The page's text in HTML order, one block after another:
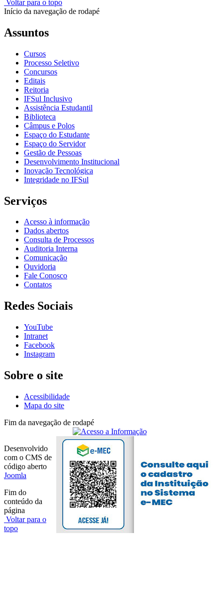
Voltar para o topo
Início da navegação de rodapé
Assuntos
Cursos
Processo Seletivo
Concursos
Editais
Reitoria
IFSul Inclusivo
Assistência Estudantil
Biblioteca
Câmpus e Polos
Espaço do Estudante
Espaço do Servidor
Gestão de Pessoas
Desenvolvimento Institucional
Inovação Tecnológica
Integridade no IFSul
Serviços
Acesso à informação
Dados abertos
Consulta de Processos
Auditoria Interna
Comunicação
Ouvidoria
Fale Conosco
Contatos
Redes Sociais
YouTube
Intranet
Facebook
Instagram
Sobre o site
Acessibilidade
Mapa do site
Fim da navegação de rodapé
Desenvolvido
com o CMS de
código aberto
Joomla
Fim do
conteúdo da
página
Voltar para o
topo